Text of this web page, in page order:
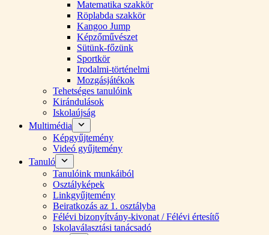
Matematika szakkör
Röplabda szakkör
Kangoo Jump
Képzőművészet
Sütünk-főzünk
Sportkör
Irodalmi-történelmi
Mozgásjátékok
Tehetséges tanulóink
Kirándulások
Iskolaújság
Multimédia
Képgyűjtemény
Videó gyűjtemény
Tanuló
Tanulóink munkáiból
Osztályképek
Linkgyűjtemény
Beiratkozás az 1. osztályba
Félévi bizonyítvány-kivonat / Félévi értesítő
Iskolaválasztási tanácsadó